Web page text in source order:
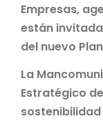
Empresas,
están
del nuevo
La
Estratégico